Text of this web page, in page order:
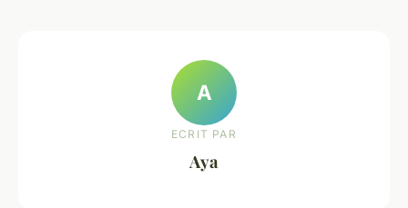
A
ECRIT PAR
Aya